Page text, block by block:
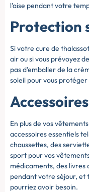
l’aise pendant votre
Protection
Si votre cure de
air ou si vous prévoyez
pas d’emballer de la
soleil pour vous
En plus de vos
accessoires essentiels
chaussettes, des
sport pour vos
médicaments, des livres
pendant votre séjour, et
pourriez avoir besoin.